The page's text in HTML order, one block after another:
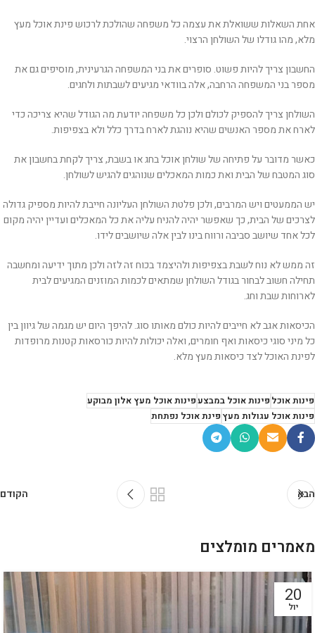
אחת השאלות ששואלת את עצמה כל משפחה שהולכת לרכוש פינת אוכל מעץ
מלא, מהו גודלו של השולחן הרצוי.
החשבון צריך להיות פשוט. סופרים את בני המשפחה הגרעינית, מוסיפים גם את
מספר בני המשפחה הרחבה, אלה בוודאי מגיעים לשבתות ולחגים.
השולחן צריך להספיק לכולם ולכן כל משפחה יודעת מה הגודל שהיא צריכה כדי
לארח את מספר האנשים שהיא נוהגת לארח בדרך כלל ולא בצפיפות.
כאשר מדובר על פתיחה של שולחן אוכל בחג או בשבת, צריך לקחת בחשבון את
סוג המטבח של הבית ואת כמות המאכלים שנוהגים להגיש לשולחן.
יש הממעטים ויש המרבים, ולכן פלטת השולחן העליונה חייבת להיות מספיק גדולה
לצרכים של הבית, כך שאפשר יהיה להניח עליה את כל המאכלים ועדיין יהיה מקום
לכל אחד שיושב סביבה ורווח בינו לבין אלה שיושבים לידו.
זה ממש לא נוח לשבת בצפיפות ולהיצמד בכוח זה לזה ולכן מתוך ידיעה ומחשבה
תחילה חשוב לבחור בגודל השולחן שמתאים לכמות המוזנים המגיעים לבית
לארוחות שבת וחג.
הכיסאות אגב לא חייבים להיות כולם מאותו סוג. להיפך היום יש מגמה של גיוון בין
כל מיני סוגי כיסאות ואף חומרים, ואלה יכולות להיות כורסאות קטנות מרופדות
לפינת האוכל לצד כיסאות מעץ מלא.
פינות אוכלפינות אוכל במבצעפינות אוכל מעץ אלון מבוקע
פינות אוכל עגולות מעץפינת אוכל נפתחת
הבא הקודם
מאמרים מומלצים
20
יול